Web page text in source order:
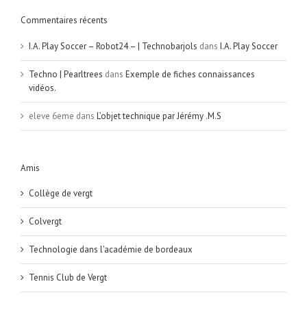
Commentaires récents
I.A. Play Soccer – Robot24 – | Technobarjols dans I.A. Play Soccer
Techno | Pearltrees dans Exemple de fiches connaissances
vidéos.
eleve 6eme dans L’objet technique par Jérémy .M.S
Amis
Collège de vergt
Colvergt
Technologie dans l'académie de bordeaux
Tennis Club de Vergt